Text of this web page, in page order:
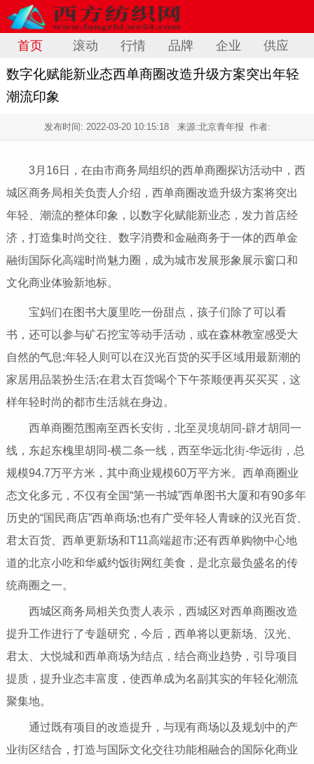
首页 滚动 行情 品牌 企业 供应
数字化赋能新业态西单商圈改造升级方案突出年轻
潮流印象
发布时间: 2022-03-20 10:15:18 来源:北京青年报 作者:
3月16日，在由市商务局组织的西单商圈探访活动中，西
城区商务局相关负责人介绍，西单商圈改造升级方案将突出
年轻、潮流的整体印象，以数字化赋能新业态，发力首店经
济，打造集时尚交往、数字消费和金融商务于一体的西单金
融街国际化高端时尚魅力圈，成为城市发展形象展示窗口和
文化商业体验新地标。
宝妈们在图书大厦里吃一份甜点，孩子们除了可以看
书，还可以参与矿石挖宝等动手活动，或在森林教室感受大
自然的气息;年轻人则可以在汉光百货的买手区域用最新潮的
家居用品装扮生活;在君太百货喝个下午茶顺便再买买买，这
样年轻时尚的都市生活就在身边。
西单商圈范围南至西长安街，北至灵境胡同-辟才胡同一
线，东起东槐里胡同-横二条一线，西至华远北街-华远街，总
规模94.7万平方米，其中商业规模60万平方米。西单商圈业
态文化多元，不仅有全国“第一书城”西单图书大厦和有90多年
历史的“国民商店”西单商场;也有广受年轻人青睐的汉光百货、
君太百货、西单更新场和T11高端超市;还有西单购物中心地
道的北京小吃和华威约饭街网红美食，是北京最负盛名的传
统商圈之一。
西城区商务局相关负责人表示，西城区对西单商圈改造
提升工作进行了专题研究，今后，西单将以更新场、汉光、
君太、大悦城和西单商场为结点，结合商业趋势，引导项目
提质，提升业态丰富度，使西单成为名副其实的年轻化潮流
聚集地。
通过既有项目的改造提升，与现有商场以及规划中的产
业街区结合，打造与国际文化交往功能相融合的国际化商业